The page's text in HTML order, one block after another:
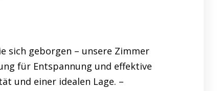
sich geborgen – unsere Zimmer
für Entspannung und effektive
und einer idealen Lage. –